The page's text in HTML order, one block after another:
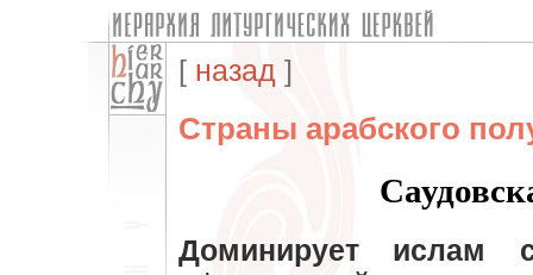
[ назад ]
Страны арабского
Доминирует ислам